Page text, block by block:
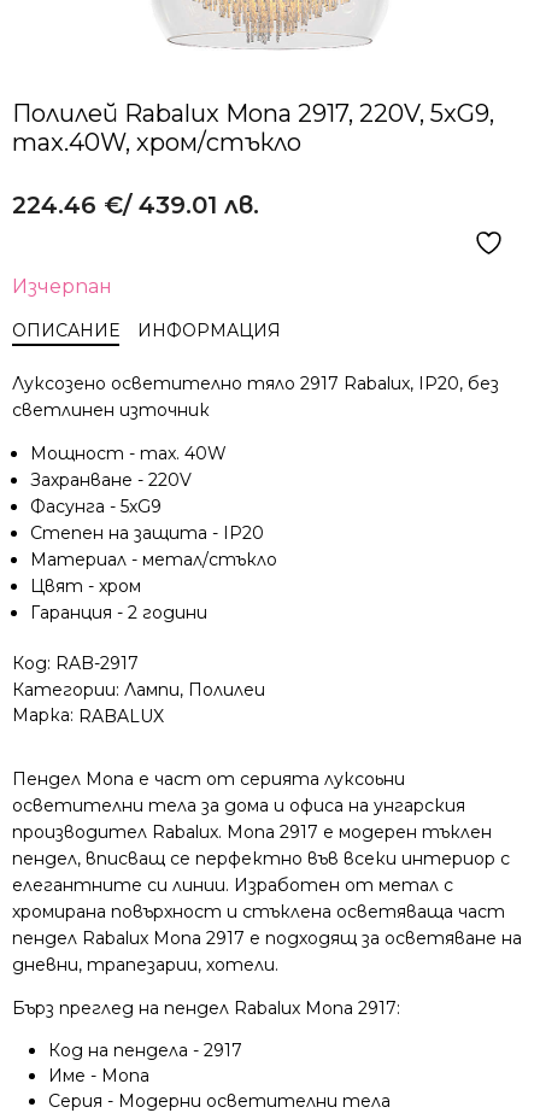
Полилей Rabalux Mona 2917, 220V, 5xG9,
max.40W, хром/стъкло
224.46 €/ 439.01 лв.
Изчерпан
ОПИСАНИЕ ИНФОРМАЦИЯ
Луксозено осветително тяло 2917 Rabalux, IP20, без
светлинен източник
Мощност - max. 40W
Захранване - 220V
Фасунга - 5xG9
Степен на защита - IP20
Материал - метал/стъкло
Цвят - хром
Гаранция - 2 години
Код: RAB-2917
Категории: Лампи, Полилеи
Марка: RABALUX
Пендел Mona е част от серията луксоьни
осветителни тела за дома и офиса на унгарския
производител Rabalux. Mona 2917 е модерен тъклен
пендел, вписващ се перфектно във всеки интериор с
елегантните си линии. Изработен от метал с
хромирана повърхност и стъклена осветяваща част
пендел Rabalux Mona 2917 е подходящ за осветяване на
дневни, трапезарии, хотели.
Бърз преглед на пендел Rabalux Mona 2917:
Код на пендела - 2917
Име - Mona
Серия - Модерни осветителни тела